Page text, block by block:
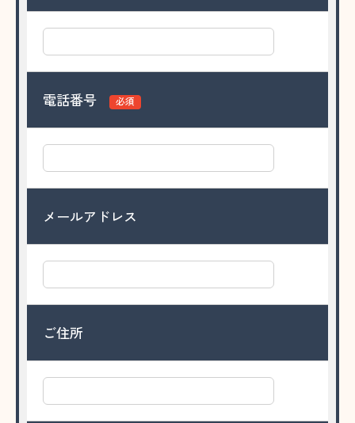
電話番号 必須
メールアドレス
ご住所